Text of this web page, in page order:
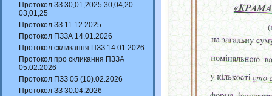
Протокол ЗЗ 30,01,2025 30,04,20
03,01,25
Протокол ЗЗ 11.12.2025
Протокол ПЗЗА 14.01.2026
Протокол скликання ПЗЗ 14.01.2026
Протокол про скликання ПЗЗА
05.02.2026
Протокол ПЗЗ 05 (10).02.2026
Протокол ЗЗ 30.04.2026